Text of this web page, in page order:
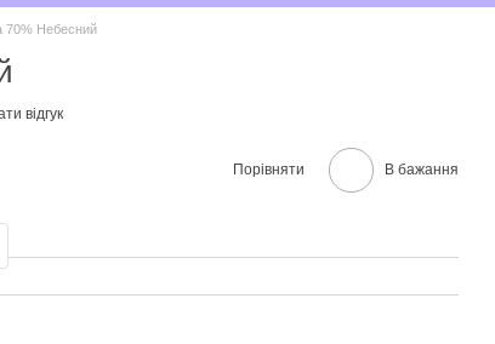
70% Небесний
відгук
Порівняти В бажання